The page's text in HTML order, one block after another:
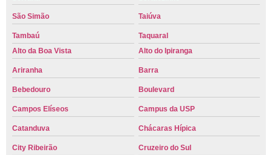
São Simão Taiúva
Tambaú
Taquaral
Alto da Boa Vista
Alto do Ipiranga
Ariranha Barra
Bebedouro Boulevard
Campos Elíseos Campus da USP
Catanduva Chácaras Hípica
City Ribeirão Cruzeiro do Sul